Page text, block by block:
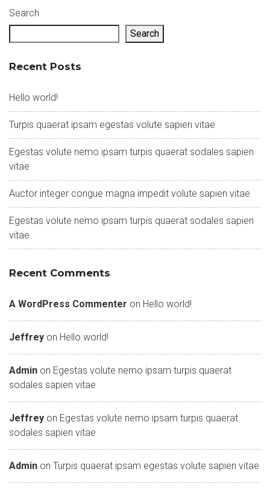
Search
Search
Recent Posts
Hello world!
Turpis quaerat ipsam egestas volute sapien vitae
Egestas volute nemo ipsam turpis quaerat sodales sapien
vitae
Auctor integer congue magna impedit volute sapien vitae
Egestas volute nemo ipsam turpis quaerat sodales sapien
vitae
Recent Comments
A WordPress Commenter on Hello world!
Jeffrey on Hello world!
Admin on Egestas volute nemo ipsam turpis quaerat
sodales sapien vitae
Jeffrey on Egestas volute nemo ipsam turpis quaerat
sodales sapien vitae
Admin on Turpis quaerat ipsam egestas volute sapien vitae